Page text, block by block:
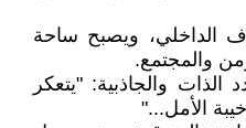
الداخلي، ويصبح ساحة
والمجتمع.
والجاذبية: "يتعكر
الأمل..."